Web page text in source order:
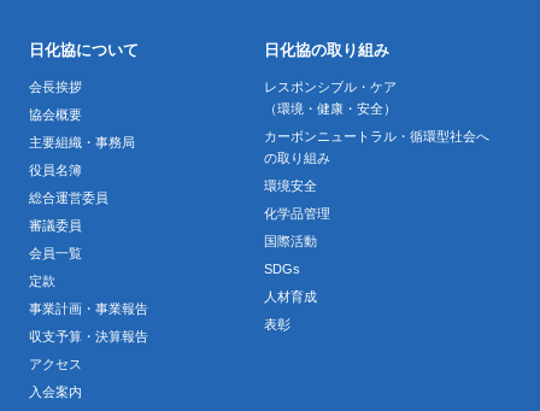
日化協について
会長挨拶
協会概要
主要組織・事務局
役員名簿
総合運営委員
審議委員
会員一覧
定款
事業計画・事業報告
収支予算・決算報告
アクセス
入会案内
日化協の取り組み
レスポンシブル・ケア
（環境・健康・安全）
カーボンニュートラル・循環型社会へ
の取り組み
環境安全
化学品管理
国際活動
SDGs
人材育成
表彰